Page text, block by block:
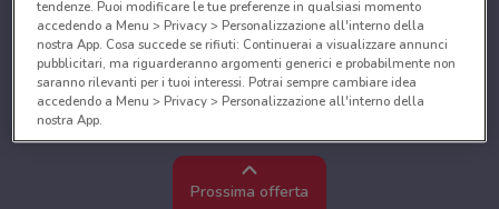
Prossima offerta
tendenze. Puoi modificare le tue preferenze in qualsiasi momento
accedendo a Menu > Privacy > Personalizzazione all'interno della
nostra App. Cosa succede se rifiuti: Continuerai a visualizzare annunci
pubblicitari, ma riguarderanno argomenti generici e probabilmente non
saranno rilevanti per i tuoi interessi. Potrai sempre cambiare idea
accedendo a Menu > Privacy > Personalizzazione all'interno della
nostra App.
Noi e i nostri partner trattiamo i dati per fornire:
Utilizzare dati di geolocalizzazione precisi. Scansione attiva delle
caratteristiche del dispositivo ai fini dell’identificazione. Archiviare